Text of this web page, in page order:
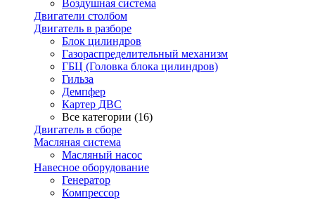
Воздушная система
Двигатели столбом
Двигатель в разборе
Блок цилиндров
Газораспределительный механизм
ГБЦ (Головка блока цилиндров)
Гильза
Демпфер
Картер ДВС
Все категории (16)
Двигатель в сборе
Масляная система
Масляный насос
Навесное оборудование
Генератор
Компрессор